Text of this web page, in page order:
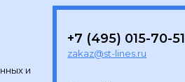
и
+7 (495) 015-70-51
zakaz@st-lines.ru